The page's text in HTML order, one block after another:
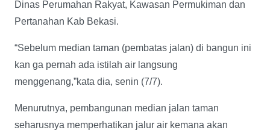
Dinas Perumahan Rakyat, Kawasan Permukiman dan
Pertanahan Kab Bekasi.
“Sebelum median taman (pembatas jalan) di bangun ini
kan ga pernah ada istilah air langsung
menggenang,”kata dia, senin (7/7).
Menurutnya, pembangunan median jalan taman
seharusnya memperhatikan jalur air kemana akan